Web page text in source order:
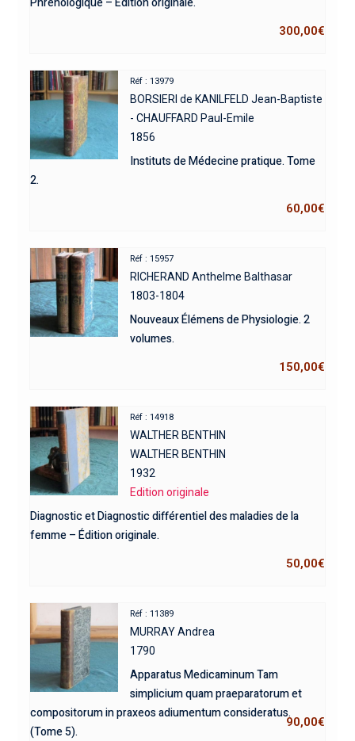
300,00€
Réf : 13979
BORSIERI de KANILFELD Jean-Baptiste
- CHAUFFARD Paul-Emile
1856
Instituts de Médecine pratique. Tome
2.
60,00€
Réf : 15957
RICHERAND Anthelme Balthasar
1803-1804
Nouveaux Élémens de Physiologie. 2
volumes.
150,00€
Réf : 14918
WALTHER BENTHIN
WALTHER BENTHIN
1932
Edition originale
Diagnostic et Diagnostic différentiel des maladies de la
femme – Édition originale.
50,00€
Réf : 11389
MURRAY Andrea
1790
Apparatus Medicaminum Tam
simplicium quam praeparatorum et
compositorum in praxeos adiumentum consideratus.
(Tome 5).
90,00€